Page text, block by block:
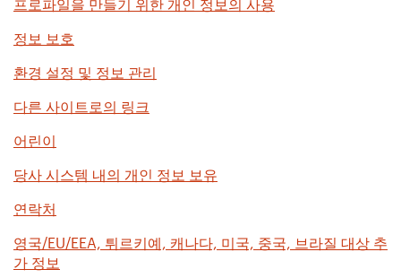
프로파일을 만들기 위한 개인 정보의 사용
정보 보호
환경 설정 및 정보 관리
다른 사이트로의 링크
어린이
당사 시스템 내의 개인 정보 보유
연락처
영국/EU/EEA, 튀르키예, 캐나다, 미국, 중국, 브라질 대상 추
가 정보